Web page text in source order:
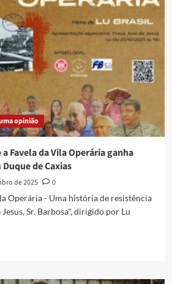
opinião
Favela da Vila Operária ganha
de Caxias
de 2025
0
Operária - Uma história de resistência
Sr. Barbosa", dirigido por Lu